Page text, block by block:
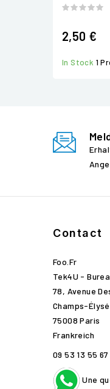
2,50 €
In Stock 1
Contact
Foo.fr
Tek4U -
78, Avenue
Champs-
75008 Paris
Frankreich
09 53 13 55 67
Une